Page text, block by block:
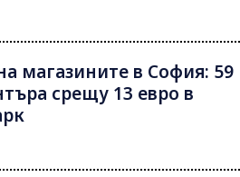
магазините в София: 59
срещу 13 евро в